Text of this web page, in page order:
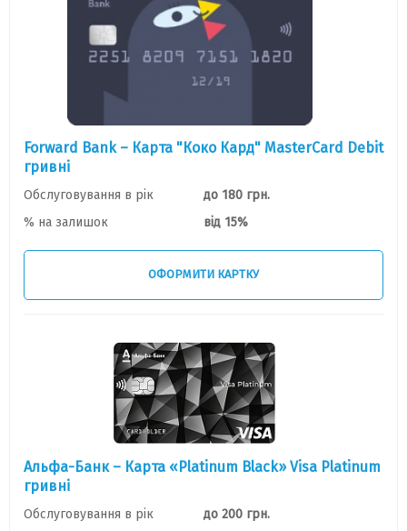
Forward Bank – Карта "Коко Кард" MasterCard Debit
гривні
Обслуговування в рік
до 180 грн.
% на залишок
від 15%
ОФОРМИТИ КАРТКУ
Альфа-Банк – Карта «Platinum Black» Visa Platinum
гривні
Обслуговування в рік
до 200 грн.